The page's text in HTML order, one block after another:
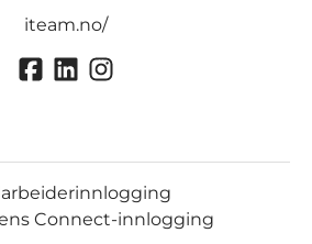
iteam.no/
Connect-innlogging